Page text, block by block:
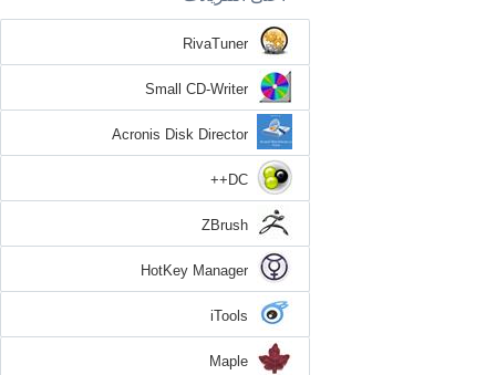
RivaTuner
Small CD-Writer
Acronis Disk Director
DC++
ZBrush
HotKey Manager
iTools
Maple